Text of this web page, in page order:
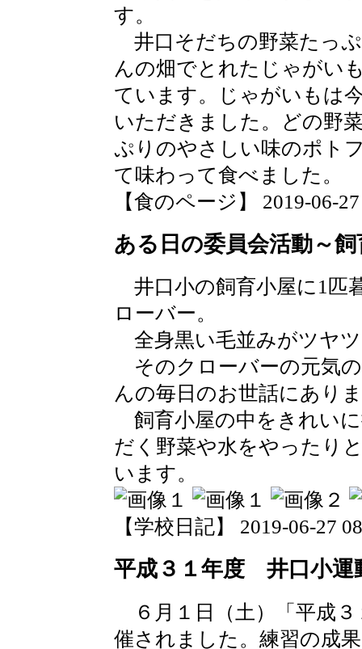
す。
井口そだちの野菜たっ
んの畑でとれたじゃがい
ています。じゃがいもは
いただきました。どの野
ぷりのやさしい味のポト
て味わって食べました。
【食のページ】 2019-06-
ある日の委員会活動～
井口小の飼育小屋に1匹
ローバー。
全身黒い毛並みがツヤ
そのクローバーの元気
んの毎日のお世話にあり
飼育小屋の中をきれい
だく野菜や水をやったり
います。
【学校日記】 2019-06-27
平成３１年度 井口小運
６月１日（土）「平成
催されました。練習の成